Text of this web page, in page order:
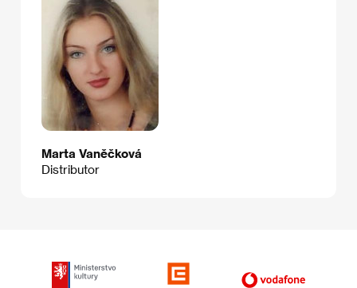
Marta Vaněčková
Distributor